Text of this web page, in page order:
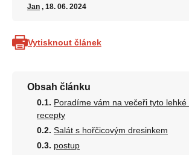
Jan , 18. 06. 2024
Vytisknout článek
Obsah článku
Poradíme vám na večeři tyto lehké
recepty
Salát s hořčicovým dresinkem
postup